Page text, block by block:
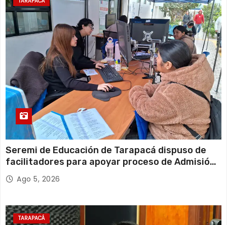
Seremi de Educación de Tarapacá dispuso de
facilitadores para apoyar proceso de Admisión
Escolar 2027
Ago 5, 2026
TARAPACÁ